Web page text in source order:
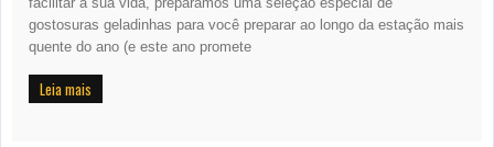
gostosuras geladinhas para você preparar ao longo da estação mais
quente do ano (e este ano promete
Leia mais